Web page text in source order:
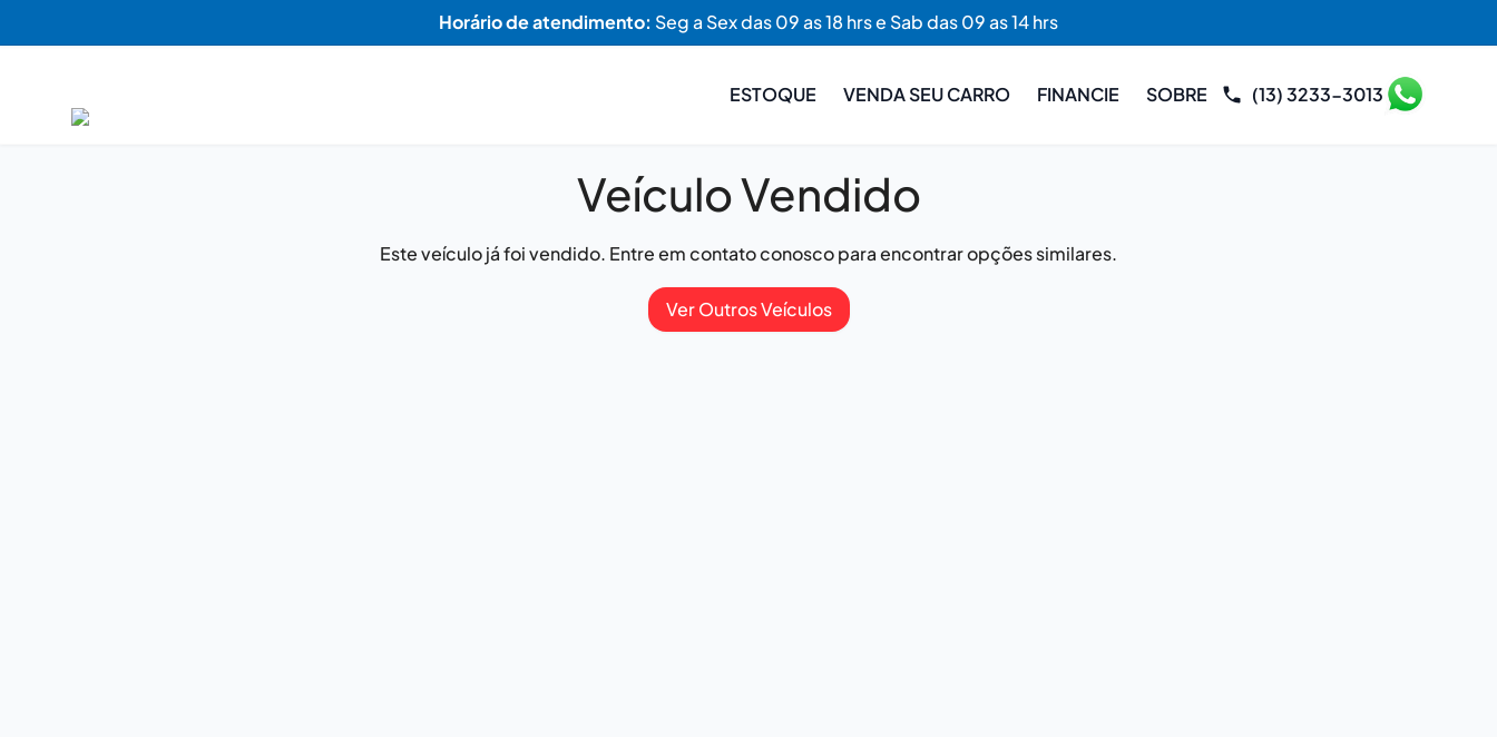
Horário de atendimento: Seg a Sex das 09 as 18 hrs e Sab das 09 as 14 hrs
ESTOQUE VENDA SEU CARRO FINANCIE SOBRE (13) 3233-3013
Veículo Vendido
Este veículo já foi vendido. Entre em contato conosco para encontrar opções similares.
Ver Outros Veículos